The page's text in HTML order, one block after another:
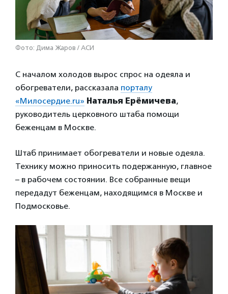
Фото: Дима Жаров / АСИ
С началом холодов вырос спрос на одеяла и
обогреватели, рассказала порталу
«Милосердие.ru» Наталья Ерёмичева,
руководитель церковного штаба помощи
беженцам в Москве.
Штаб принимает обогреватели и новые одеяла.
Технику можно приносить подержанную, главное
– в рабочем состоянии. Все собранные вещи
передадут беженцам, находящимся в Москве и
Подмосковье.